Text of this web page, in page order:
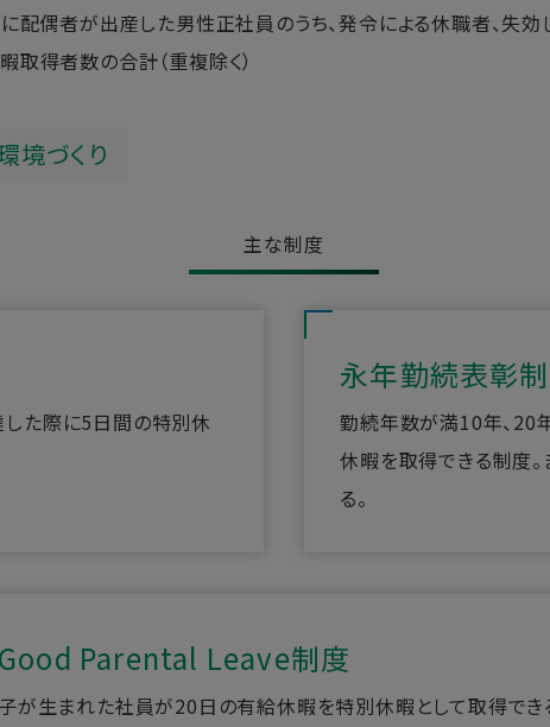
偶者が出産した男性正社員のうち、発令による休職者、失
得者数の合計（重複除く）
境づくり
主な制度
した際に5日間の特別休
永年勤続表彰
勤続年数が満10年、20
休暇を取得できる制度
る。
Good Parental Leave制度
子が生まれた社員が20日の有給休暇を特別休暇として取得でき